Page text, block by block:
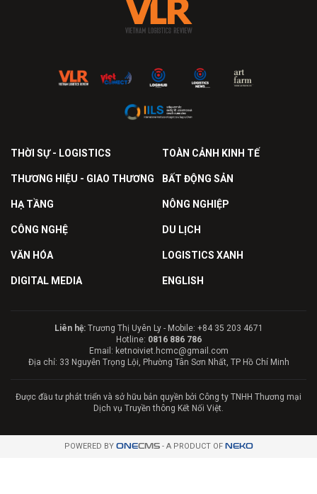
THỜI SỰ - LOGISTICS TOÀN CẢNH KINH TẾ
THƯƠNG HIỆU - GIAO THƯƠNG BẤT ĐỘNG SẢN
HẠ TẦNG NÔNG NGHIỆP
CÔNG NGHỆ DU LỊCH
VĂN HÓA LOGISTICS XANH
DIGITAL MEDIA ENGLISH
Liên hệ:Trương Thị Uyên Ly - Mobile: +84 35 203 4671
Hotline: 0816 886 786
Email: ketnoiviet.hcmc@gmail.com
Địa chỉ: 33 Nguyễn Trọng Lội, Phường Tân Sơn Nhất, TP Hồ Chí Minh
Được đầu tư phát triển và sở hữu bản quyền bởi Công ty TNHH Thương mại
Dịch vụ Truyền thông Kết Nối Việt.
POWERED BY ONECMS- A PRODUCT OF NEKO